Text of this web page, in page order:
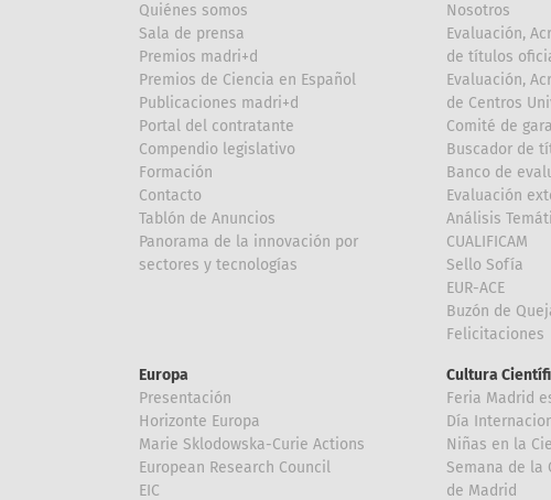
Quiénes somos
Sala de prensa
Premios madri+d
Premios de Ciencia en Español
Publicaciones madri+d
Portal del contratante
Compendio legislativo
Formación
Contacto
Tablón de Anuncios
Panorama de la innovación por
sectores y tecnologías
Nosotros
Evaluación,
de títulos
Evaluación,
de Centros
Comité de
Buscador de
Banco de
Evaluación
Análisis
CUALIFICAM
Sello Sofía
EUR-ACE
Buzón de
Felicitaciones
Europa
Presentación
Horizonte Europa
Marie Sklodowska-Curie Actions
European Research Council
EIC
Cultura
Feria Madrid
Día
Niñas en la
Semana de la
de Madrid